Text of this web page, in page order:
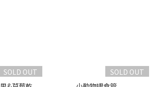
SOLD OUT
SOLD OUT